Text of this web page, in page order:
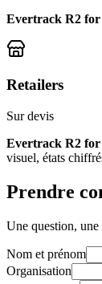
Evertrack R2 for
Retailers
Sur devis
Evertrack R2 for
visuel, états
Prendre
Une question,
Nom et prénom
Organisation